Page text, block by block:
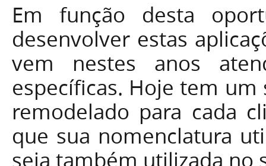
Em função desta
desenvolver estas
vem nestes anos
específicas. Hoje tem um
remodelado para cada
que sua nomenclatura
seja também utilizada no